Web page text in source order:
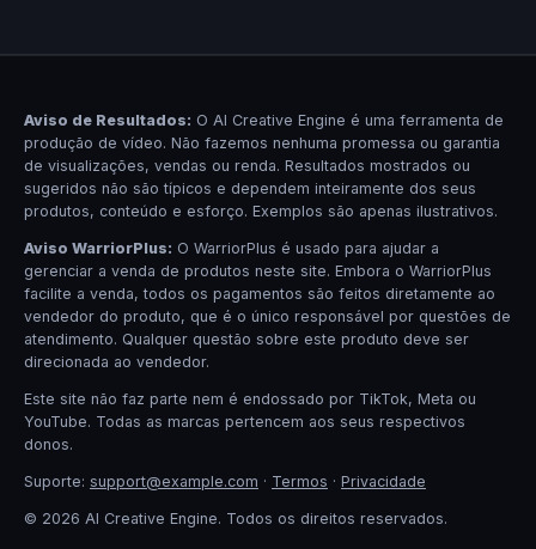
Aviso de Resultados: O AI Creative Engine é uma ferramenta de
produção de vídeo. Não fazemos nenhuma promessa ou garantia
de visualizações, vendas ou renda. Resultados mostrados ou
sugeridos não são típicos e dependem inteiramente dos seus
produtos, conteúdo e esforço. Exemplos são apenas ilustrativos.
Aviso WarriorPlus: O WarriorPlus é usado para ajudar a
gerenciar a venda de produtos neste site. Embora o WarriorPlus
facilite a venda, todos os pagamentos são feitos diretamente ao
vendedor do produto, que é o único responsável por questões de
atendimento. Qualquer questão sobre este produto deve ser
direcionada ao vendedor.
Este site não faz parte nem é endossado por TikTok, Meta ou
YouTube. Todas as marcas pertencem aos seus respectivos
donos.
Suporte: support@example.com · Termos · Privacidade
© 2026 AI Creative Engine. Todos os direitos reservados.